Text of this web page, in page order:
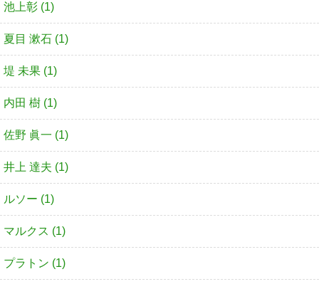
池上彰 (1)
夏目 漱石 (1)
堤 未果 (1)
内田 樹 (1)
佐野 眞一 (1)
井上 達夫 (1)
ルソー (1)
マルクス (1)
プラトン (1)